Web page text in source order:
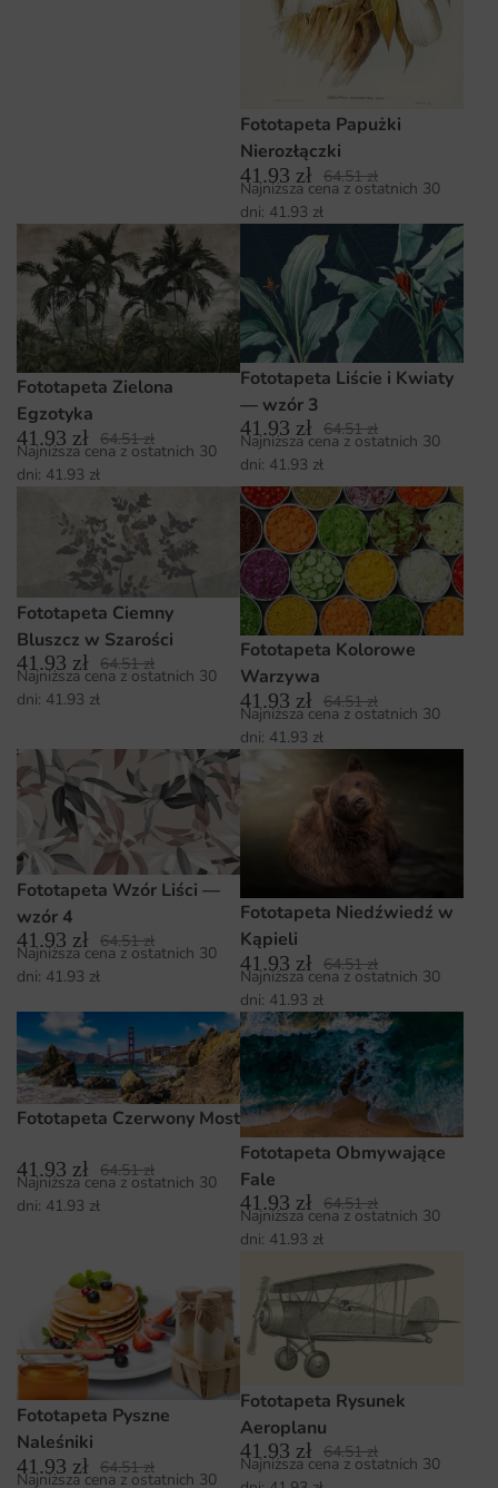
Fototapeta Papużki
Nierozłączki
41.93 zł 64.51zł
Najniższa cena z ostatnich 30
dni: 41.93 zł
Fototapeta Zielona
Egzotyka
41.93 zł 64.51zł
Najniższa cena z ostatnich 30
dni: 41.93 zł
Fototapeta Liście i Kwiaty
— wzór 3
41.93 zł 64.51zł
Najniższa cena z ostatnich 30
dni: 41.93 zł
Fototapeta Ciemny
Bluszcz w Szarości
41.93 zł 64.51zł
Najniższa cena z ostatnich 30
dni: 41.93 zł
Fototapeta Kolorowe
Warzywa
41.93 zł 64.51zł
Najniższa cena z ostatnich 30
dni: 41.93 zł
Fototapeta Wzór Liści —
wzór 4
41.93 zł 64.51zł
Najniższa cena z ostatnich 30
dni: 41.93 zł
Fototapeta Niedźwiedź w
Kąpieli
41.93 zł 64.51zł
Najniższa cena z ostatnich 30
dni: 41.93 zł
Fototapeta Czerwony Most
41.93 zł 64.51zł
Najniższa cena z ostatnich 30
dni: 41.93 zł
Fototapeta Obmywające
Fale
41.93 zł 64.51zł
Najniższa cena z ostatnich 30
dni: 41.93 zł
Fototapeta Pyszne
Naleśniki
41.93 zł 64.51zł
Najniższa cena z ostatnich 30
Fototapeta Rysunek
Aeroplanu
41.93 zł 64.51zł
Najniższa cena z ostatnich 30